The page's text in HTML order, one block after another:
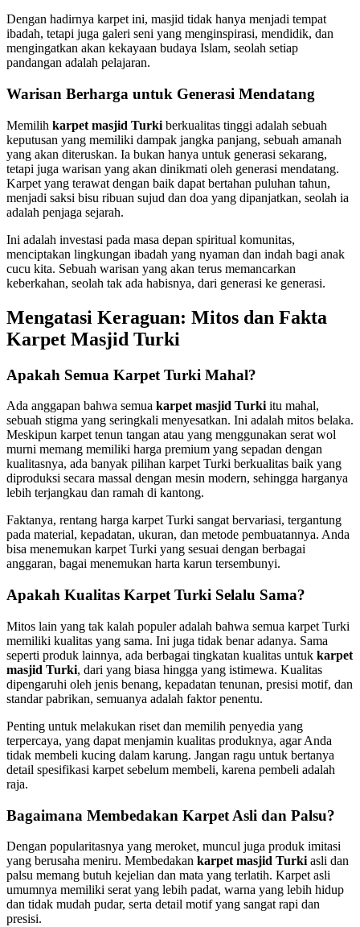
Dengan hadirnya karpet ini, masjid tidak hanya menjadi tempat
ibadah, tetapi juga galeri seni yang menginspirasi, mendidik, dan
mengingatkan akan kekayaan budaya Islam, seolah setiap
pandangan adalah pelajaran.
Warisan Berharga untuk Generasi Mendatang
Memilih karpet masjid Turki berkualitas tinggi adalah sebuah
keputusan yang memiliki dampak jangka panjang, sebuah amanah
yang akan diteruskan. Ia bukan hanya untuk generasi sekarang,
tetapi juga warisan yang akan dinikmati oleh generasi mendatang.
Karpet yang terawat dengan baik dapat bertahan puluhan tahun,
menjadi saksi bisu ribuan sujud dan doa yang dipanjatkan, seolah ia
adalah penjaga sejarah.
Ini adalah investasi pada masa depan spiritual komunitas,
menciptakan lingkungan ibadah yang nyaman dan indah bagi anak
cucu kita. Sebuah warisan yang akan terus memancarkan
keberkahan, seolah tak ada habisnya, dari generasi ke generasi.
Mengatasi Keraguan: Mitos dan Fakta
Karpet Masjid Turki
Apakah Semua Karpet Turki Mahal?
Ada anggapan bahwa semua karpet masjid Turkiitu mahal,
sebuah stigma yang seringkali menyesatkan. Ini adalah mitos belaka.
Meskipun karpet tenun tangan atau yang menggunakan serat wol
murni memang memiliki harga premium yang sepadan dengan
kualitasnya, ada banyak pilihan karpet Turki berkualitas baik yang
diproduksi secara massal dengan mesin modern, sehingga harganya
lebih terjangkau dan ramah di kantong.
Faktanya, rentang harga karpet Turki sangat bervariasi, tergantung
pada material, kepadatan, ukuran, dan metode pembuatannya. Anda
bisa menemukan karpet Turki yang sesuai dengan berbagai
anggaran, bagai menemukan harta karun tersembunyi.
Apakah Kualitas Karpet Turki Selalu Sama?
Mitos lain yang tak kalah populer adalah bahwa semua karpet Turki
memiliki kualitas yang sama. Ini juga tidak benar adanya. Sama
seperti produk lainnya, ada berbagai tingkatan kualitas untuk karpet
masjid Turki, dari yang biasa hingga yang istimewa. Kualitas
dipengaruhi oleh jenis benang, kepadatan tenunan, presisi motif, dan
standar pabrikan, semuanya adalah faktor penentu.
Penting untuk melakukan riset dan memilih penyedia yang
terpercaya, yang dapat menjamin kualitas produknya, agar Anda
tidak membeli kucing dalam karung. Jangan ragu untuk bertanya
detail spesifikasi karpet sebelum membeli, karena pembeli adalah
raja.
Bagaimana Membedakan Karpet Asli dan Palsu?
Dengan popularitasnya yang meroket, muncul juga produk imitasi
yang berusaha meniru. Membedakan karpet masjid Turki asli dan
palsu memang butuh kejelian dan mata yang terlatih. Karpet asli
umumnya memiliki serat yang lebih padat, warna yang lebih hidup
dan tidak mudah pudar, serta detail motif yang sangat rapi dan
presisi.